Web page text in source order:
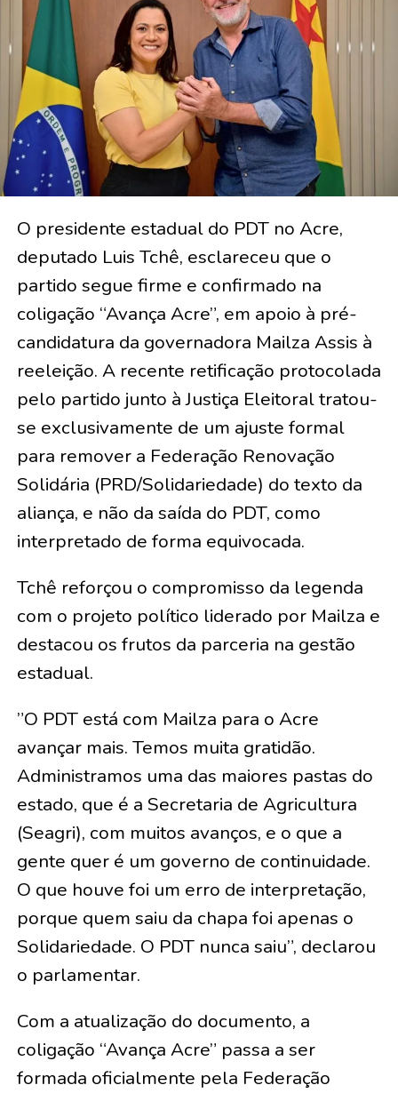
O presidente estadual do PDT no Acre,
deputado Luis Tchê, esclareceu que o
partido segue firme e confirmado na
coligação “Avança Acre”, em apoio à pré-
candidatura da governadora Mailza Assis à
reeleição. A recente retificação protocolada
pelo partido junto à Justiça Eleitoral tratou-
se exclusivamente de um ajuste formal
para remover a Federação Renovação
Solidária (PRD/Solidariedade) do texto da
aliança, e não da saída do PDT, como
interpretado de forma equivocada.
​Tchê reforçou o compromisso da legenda
com o projeto político liderado por Mailza e
destacou os frutos da parceria na gestão
estadual.
​”O PDT está com Mailza para o Acre
avançar mais. Temos muita gratidão.
Administramos uma das maiores pastas do
estado, que é a Secretaria de Agricultura
(Seagri), com muitos avanços, e o que a
gente quer é um governo de continuidade.
O que houve foi um erro de interpretação,
porque quem saiu da chapa foi apenas o
Solidariedade. O PDT nunca saiu”, declarou
o parlamentar.
​Com a atualização do documento, a
coligação “Avança Acre” passa a ser
formada oficialmente pela Federação